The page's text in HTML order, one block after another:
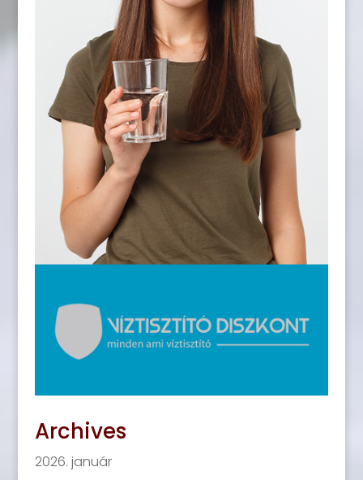
Archives
2026. január